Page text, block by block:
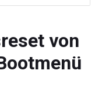
von